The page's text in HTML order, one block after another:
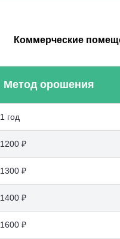
Коммерческие
Метод орошения
1 год
1200 ₽
1300 ₽
1400 ₽
1600 ₽